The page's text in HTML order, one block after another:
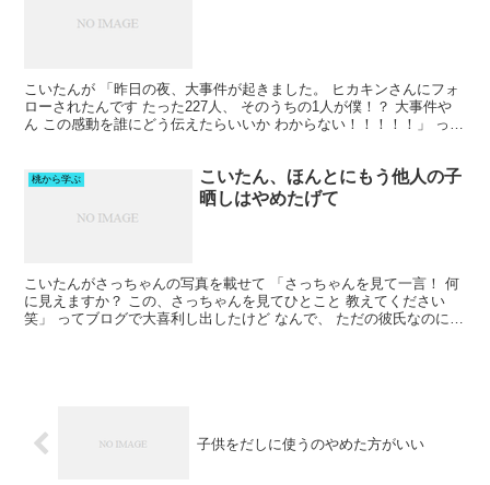
こいたんが 「昨日の夜、大事件が起きました。 ヒカキンさんにフォ
ローされたんです たった227人、 そのうちの1人が僕！？ 大事件や
ん この感動を誰にどう伝えたらいいか わからない！！！！！」 って
桃から学ぶ
こいたん、ほんとにもう他人の子
晒しはやめたげて
こいたんがさっちゃんの写真を載せて 「さっちゃんを見て一言！ 何
に見えますか？ この、さっちゃんを見てひとこと 教えてください
笑」 ってブログで大喜利し出したけど なんで、 ただの彼氏なのに
子供をだしに使うのやめた方がいい